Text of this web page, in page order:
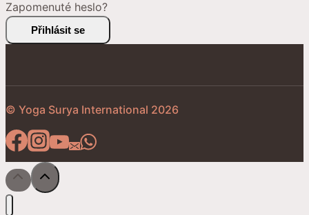
Zapomenuté heslo?
Přihlásit se
© Yoga Surya International 2026